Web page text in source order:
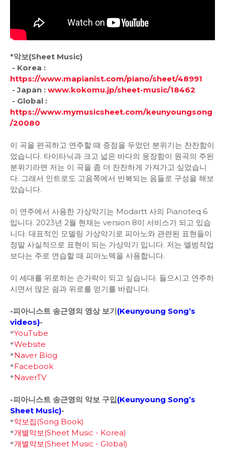
*악보(Sheet Music)
- Korea :
https://www.mapianist.com/piano/sheet/48991
- Japan : www.kokomu.jp/sheet-music/18462
- Global :
https://www.mymusicsheet.com/keunyoungsong
/20080
이 곡을 편곡하고 연주할 때 중점을 두었던 분위기는 잔잔함이
었습니다. 타이타닉과 크고 넓은 바다의 웅장함이 원곡의 주된
분위기라면 저는 이 곡을 좀 더 잔잔하게 가져가고 싶었습니
다. 그래서 인트로도 고음쪽에서 반복되는 음들로 구성을 해보
았습니다.
이 연주에서 사용한 가상악기는 Modartt 사의 Pianoteq 6
입니다. 2023년 2월 현재는 version 8이 서비스가 되고 있습
니다. 대표적인 모델링 가상악기로 피아노와 관련된 표현들이
정말 사실적으로 표현이 되는 가상악기 입니다. 저는 앨범작업
보다는 주로 연습할 때 피아노텍을 사용합니다.
이 세대를 위로하는 손가락이 되고 싶습니다. 들으시고 연주하
시면서 많은 쉼과 위로를 얻기를 바랍니다.
-피아니스트 송근영의 영상 보기 (Keunyoung Song’s
videos)-
*YouTube
*Website
*Naver Blog
*Facebook
*NaverTV
-피아니스트 송근영의 악보 구입 (Keunyoung Song’s
Sheet Music)-
*악보집(Song Book)
*개별악보(Sheet Music - Korea)
*개별악보(Sheet Music - Global)